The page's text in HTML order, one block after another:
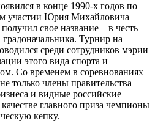
в конце 1990-х годов по
участии Юрия Михайловича
свое название – в честь
Турнир на
среди сотрудников мэрии
этого вида спорта и
Со временем в соревнованиях
только члены правительства
и видные российские
главного приза чемпионы
кепку.